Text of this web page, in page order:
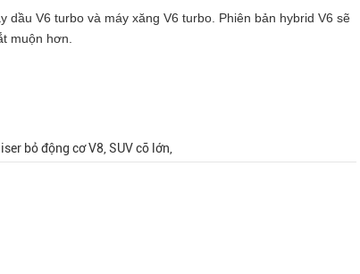
dầu V6 turbo và máy xăng V6 turbo. Phiên bản hybrid V6 sẽ
muộn hơn.
bỏ động cơ V8, SUV cỡ lớn,